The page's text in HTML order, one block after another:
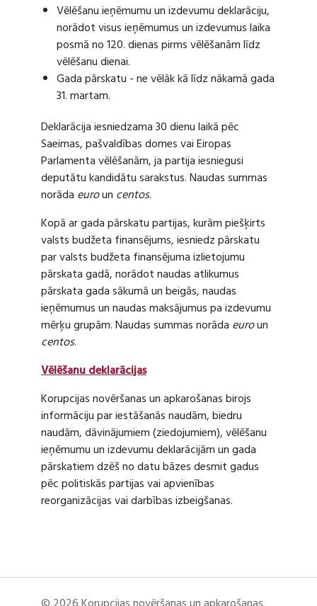
Vēlēšanu ieņēmumu un izdevumu deklarāciju,
norādot visus ieņēmumus un izdevumus laika
posmā no 120. dienas pirms vēlēšanām līdz
vēlēšanu dienai.
Gada pārskatu - ne vēlāk kā līdz nākamā gada
31. martam.
Deklarācija iesniedzama 30 dienu laikā pēc
Saeimas, pašvaldības domes vai Eiropas
Parlamenta vēlēšanām, ja partija iesniegusi
deputātu kandidātu sarakstus. Naudas summas
norāda euroun centos.
Kopā ar gada pārskatu partijas, kurām piešķirts
valsts budžeta finansējums, iesniedz pārskatu
par valsts budžeta finansējuma izlietojumu
pārskata gadā, norādot naudas atlikumus
pārskata gada sākumā un beigās, naudas
ieņēmumus un naudas maksājumus pa izdevumu
mērķu grupām. Naudas summas norāda euroun
centos.
Vēlēšanu deklarācijas
Korupcijas novēršanas un apkarošanas birojs
informāciju par iestāšanās naudām, biedru
naudām, dāvinājumiem (ziedojumiem), vēlēšanu
ieņēmumu un izdevumu deklarācijām un gada
pārskatiem dzēš no datu bāzes desmit gadus
pēc politiskās partijas vai apvienības
reorganizācijas vai darbības izbeigšanas.